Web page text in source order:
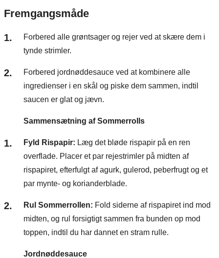
Fremgangsmåde
Forbered alle grøntsager og rejer ved at skære dem i
tynde strimler.
Forbered jordnøddesauce ved at kombinere alle
ingredienser i en skål og piske dem sammen, indtil
saucen er glat og jævn.
Sammensætning af Sommerrolls
Fyld Rispapir: Læg det bløde rispapir på en ren
overflade. Placer et par rejestrimler på midten af
rispapiret, efterfulgt af agurk, gulerod, peberfrugt og et
par mynte- og korianderblade.
Rul Sommerrollen: Fold siderne af rispapiret ind mod
midten, og rul forsigtigt sammen fra bunden op mod
toppen, indtil du har dannet en stram rulle.
Jordnøddesauce